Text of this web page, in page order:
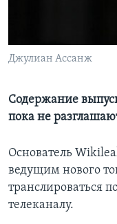
СОЦИАЛЬНЫЕ СЕТИ
Языки
Джулиан Ассанж
Содержание
пока не
Основатель
ведущим нового
транслироваться
телеканалу.